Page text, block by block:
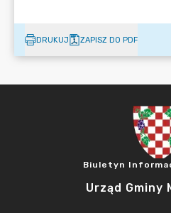
DRUKUJ ZAPISZ DO PDF
Biuletyn
Urząd Gminy